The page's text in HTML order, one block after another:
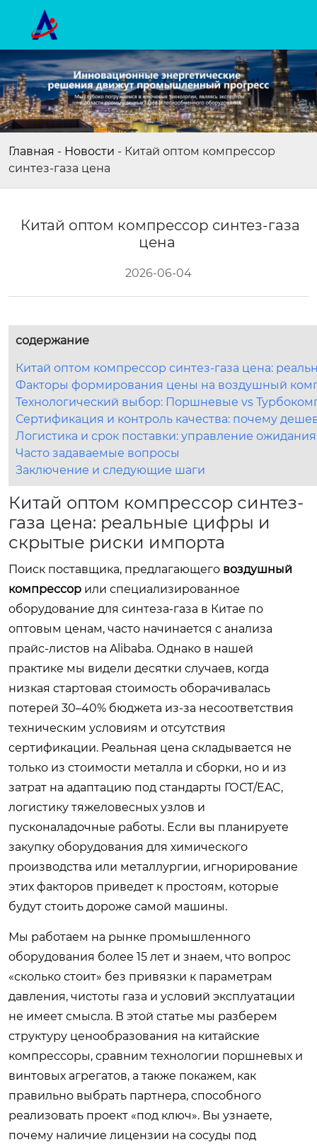
Главная - Новости - Китай оптом компрессор
синтез-газа цена
Китай оптом компрессор синтез-газа
цена
2026-06-04
содержание
Китай оптом компрессор синтез-газа цена:
Факторы формирования цены на воздушный
Технологический выбор: Поршневые vs
Сертификация и контроль качества: почему
Логистика и срок поставки: управление
Часто задаваемые вопросы
Заключение и следующие шаги
Китай оптом компрессор синтез-
газа цена: реальные цифры и
скрытые риски импорта
Поиск поставщика, предлагающего воздушный
компрессор или специализированное
оборудование для синтеза-газа в Китае по
оптовым ценам, часто начинается с анализа
прайс-листов на Alibaba. Однако в нашей
практике мы видели десятки случаев, когда
низкая стартовая стоимость оборачивалась
потерей 30–40% бюджета из-за несоответствия
техническим условиям и отсутствия
сертификации. Реальная цена складывается не
только из стоимости металла и сборки, но и из
затрат на адаптацию под стандарты ГОСТ/EAC,
логистику тяжеловесных узлов и
пусконаладочные работы. Если вы планируете
закупку оборудования для химического
производства или металлургии, игнорирование
этих факторов приведет к простоям, которые
будут стоить дороже самой машины.
Мы работаем на рынке промышленного
оборудования более 15 лет и знаем, что вопрос
«сколько стоит» без привязки к параметрам
давления, чистоты газа и условий эксплуатации
не имеет смысла. В этой статье мы разберем
структуру ценообразования на китайские
компрессоры, сравним технологии поршневых и
винтовых агрегатов, а также покажем, как
правильно выбрать партнера, способного
реализовать проект «под ключ». Вы узнаете,
почему наличие лицензии на сосуды под